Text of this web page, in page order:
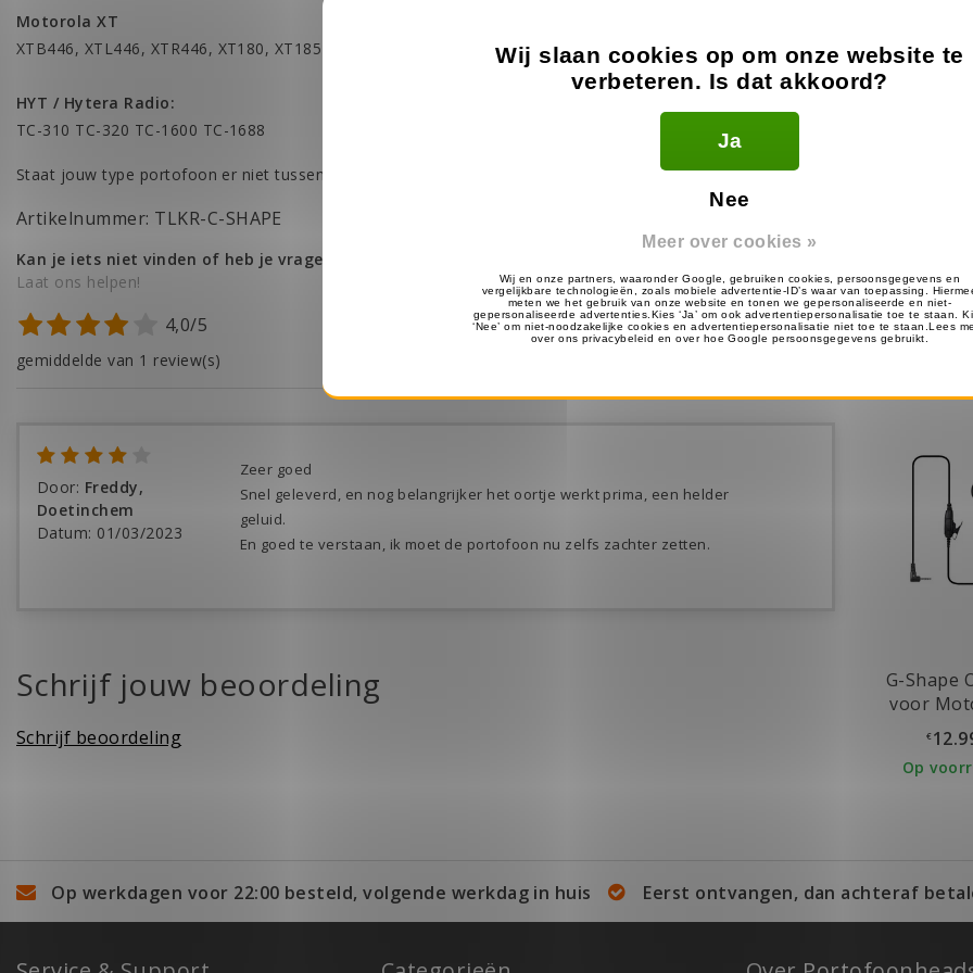
Motorola XT
XTB446, XTL446, XTR446, XT180, XT185
HYT / Hytera Radio:
TC-310 TC-320 TC-1600 TC-1688
Staat jouw type portofoon er niet tussen? Stuur ons een e-mail en wij gaan kijken of onze headsets passen.
Artikelnummer: TLKR-C-SHAPE
Kan je iets niet vinden of heb je vragen?
Laat ons helpen!
4,0/5
gemiddelde van 1 review(s)
Door: Freddy,
Doetinchem
Datum: 01/03/2023
Zeer goed
Snel geleverd, en nog belangrijker het oortje werkt prima, een helder
geluid.
En goed te verstaan, ik moet de portofoon nu zelfs zachter zetten.
Schrijf jouw beoordeling
Schrijf beoordeling
Motorola
TalkAbout
G-Shape
voor
TLKR &
€
Op
Op werkdagen voor 22:00 besteld, volgende werkdag in huis Eerst ontvangen, dan achteraf
Wij slaan cookies op om onze website te
verbeteren. Is dat akkoord?
Ja
Nee
Meer over cookies »